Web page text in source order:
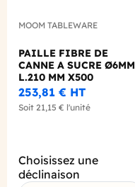
MOOM TABLEWARE
PAILLE FIBRE DE
CANNE A SUCRE Ø6MM
L.210 MM X500
253,81 € HT
Soit 21,15 € l'unité
Choisissez une
déclinaison